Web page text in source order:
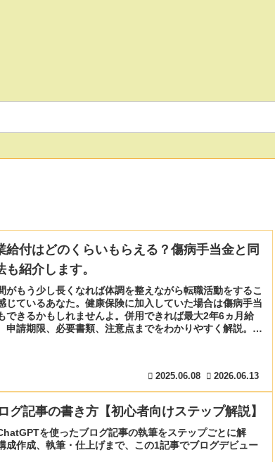
給付はどのくらいもらえる？傷病手当金と同
紹介します。
がもう少し長くなれば体調を整えながら転職活動をするこ
じているあなた。健康保険に加入していた場合は傷病手当
できるかもしれませんよ。併用できれば最大2年6ヵ月給
申請期限、必要書類、注意点までをわかりやすく解説。妊
2025.06.08 2026.06.13
グ記事の書き方【初心者向けステップ解説】
を使ったブログ記事の執筆をステップごとに解
成作成、執筆・仕上げまで、この1記事でブログデビュー